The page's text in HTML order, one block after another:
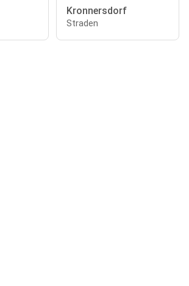
Kronnersdorf
Straden